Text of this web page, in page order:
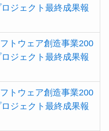
ジェクト最終成果報
トウェア創造事業200
ジェクト最終成果報
トウェア創造事業200
ジェクト最終成果報